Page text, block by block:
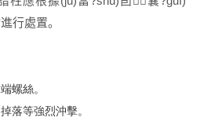
行處置。
絲。
強烈沖擊。